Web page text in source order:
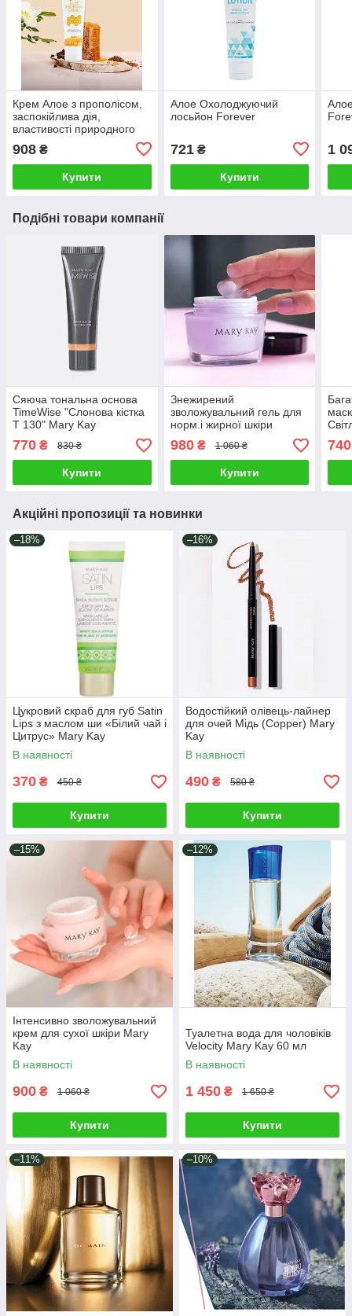
Крем Алое з прополісом,
заспокійлива дія,
властивості природного
908 ₴
Купити
Алое Охолоджуючий
лосьйон Forever
721₴
Купити
1
Подібні товари компанії
Сяюча тональна основа
TimeWise "Слонова кістка
Т 130" Mary Kay
770 ₴ 830 ₴
Купити
Знежирений
зволожувальний гель для
норм.і жирної шкіри
обличчя Mary Kay
980₴ 1 060 ₴
Купити
Kay
740
Акційні пропозиції та новинки
–18%
Цукровий скраб для губ Satin
Lips з маслом ши «Білий чай і
Цитрус» Mary Kay
В наявності
370 ₴ 450 ₴
Купити
–16%
Водостійкий олівець-лайнер
для очей Мідь (Copper) Mary
Kay
В наявності
490 ₴ 580 ₴
Купити
–15%
Інтенсивно зволожувальний
крем для сухої шкіри Mary
Kay
В наявності
900 ₴ 1 060 ₴
Купити
–12%
Туалетна вода для чоловіків
Velocity Mary Kay 60 мл
В наявності
1 450 ₴ 1 650 ₴
Купити
–11% –10%